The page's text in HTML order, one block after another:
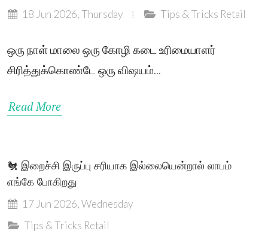
18 Jun 2026, Thursday Tips & Tricks Retail
ஒரு நாள் மாலை ஒரு கோழி கடை உரிமையாளர்
சிரித்துக்கொண்டே ஒரு விஷயம்...
Read More
🐔 இறைச்சி இருப்பு சரியாக இல்லையென்றால் லாபம்
எங்கே போகிறது
17 Jun 2026, Wednesday
Tips & Tricks Retail